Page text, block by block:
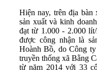
Hiện nay, trên địa bàn
sản xuất và kinh
đạt từ 1.000 - 2.000
được công nhận là
Hoành Bồ, do Công ty
truyền thống xã Bằng
từ năm 2014 với 33